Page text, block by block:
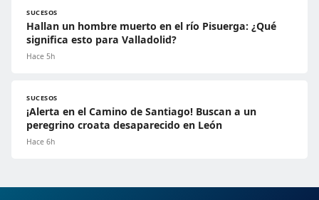
SUCESOS
Hallan un hombre muerto en el río Pisuerga: ¿Qué
significa esto para Valladolid?
Hace 5h
SUCESOS
¡Alerta en el Camino de Santiago! Buscan a un
peregrino croata desaparecido en León
Hace 6h